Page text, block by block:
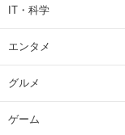
IT・科学
エンタメ
グルメ
ゲーム